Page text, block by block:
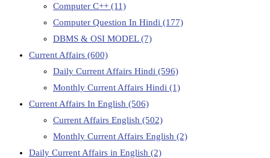
Computer C++ (11)
Computer Question In Hindi (177)
DBMS & OSI MODEL(7)
Current Affairs (600)
Daily Current Affairs Hindi (596)
Monthly Current Affairs Hindi (1)
Current Affairs In English (506)
Current Affairs English (502)
Monthly Current Affairs English (2)
Daily Current Affairs in English (2)